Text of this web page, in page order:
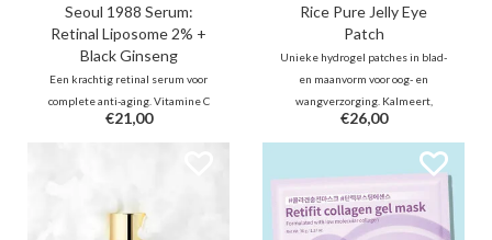
Seoul 1988 Serum:
Retinal Liposome 2% +
Black Ginseng
Een krachtig retinal serum voor
complete anti-aging. Vitamine C
& zwarte ginseng verhelderen en
beschermen, terwijl bakuchiol &
vervaagt lijntjes zichtbaar voor
een stralende, stevige huid.
€21,00
Rice Pure Jelly Eye
Patch
Unieke hydrogel patches in blad-
en maanvorm voor oog- en
wangverzorging. Kalmeert,
ontzwelt en verheldert de teint
direct. Verrijkt met Rijstextract,
Allantoïne en Niacinamide om de
herstellen voor een frisse blik.
€26,00